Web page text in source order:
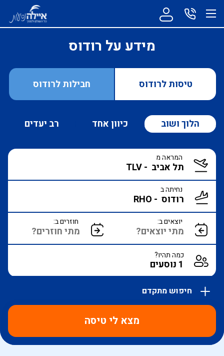
טיסות לרודוס חבילות לרודוס
מידע על רודוס
הלוך ושוב כיוון אחד רב יעדים
המראה מ
נחיתה ב
יוצאים ב: חוזרים ב:
כמה תהיו?
מצא לי טיסה
אפשרויות
מוצגות